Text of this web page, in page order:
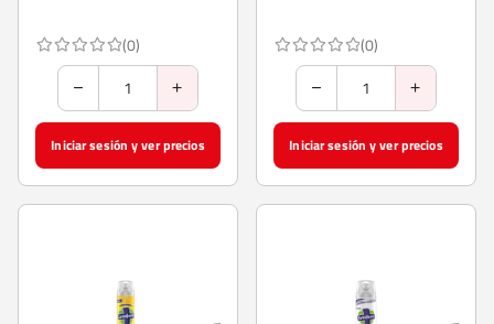
(0)
Iniciar sesión y ver precios
(0)
Iniciar sesión y ver precios